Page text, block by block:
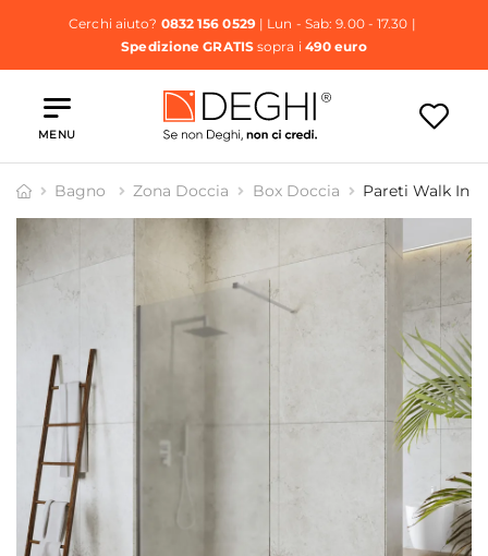
Cerchi aiuto? 0832 156 0529| Lun - Sab: 9.00 - 17.30 |
Spedizione GRATISsopra i 490 euro
MENU
Bagno Zona Doccia Box Doccia Pareti Walk In